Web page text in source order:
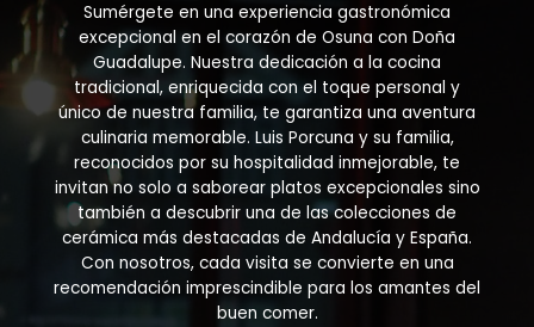
Sumérgete en una experiencia gastronómica
excepcional en el corazón de Osuna con Doña
Guadalupe. Nuestra dedicación a la cocina
tradicional, enriquecida con el toque personal y
único de nuestra familia, te garantiza una aventura
culinaria memorable. Luis Porcuna y su familia,
reconocidos por su hospitalidad inmejorable, te
invitan no solo a saborear platos excepcionales sino
también a descubrir una de las colecciones de
cerámica más destacadas de Andalucía y España.
Con nosotros, cada visita se convierte en una
recomendación imprescindible para los amantes del
buen comer.